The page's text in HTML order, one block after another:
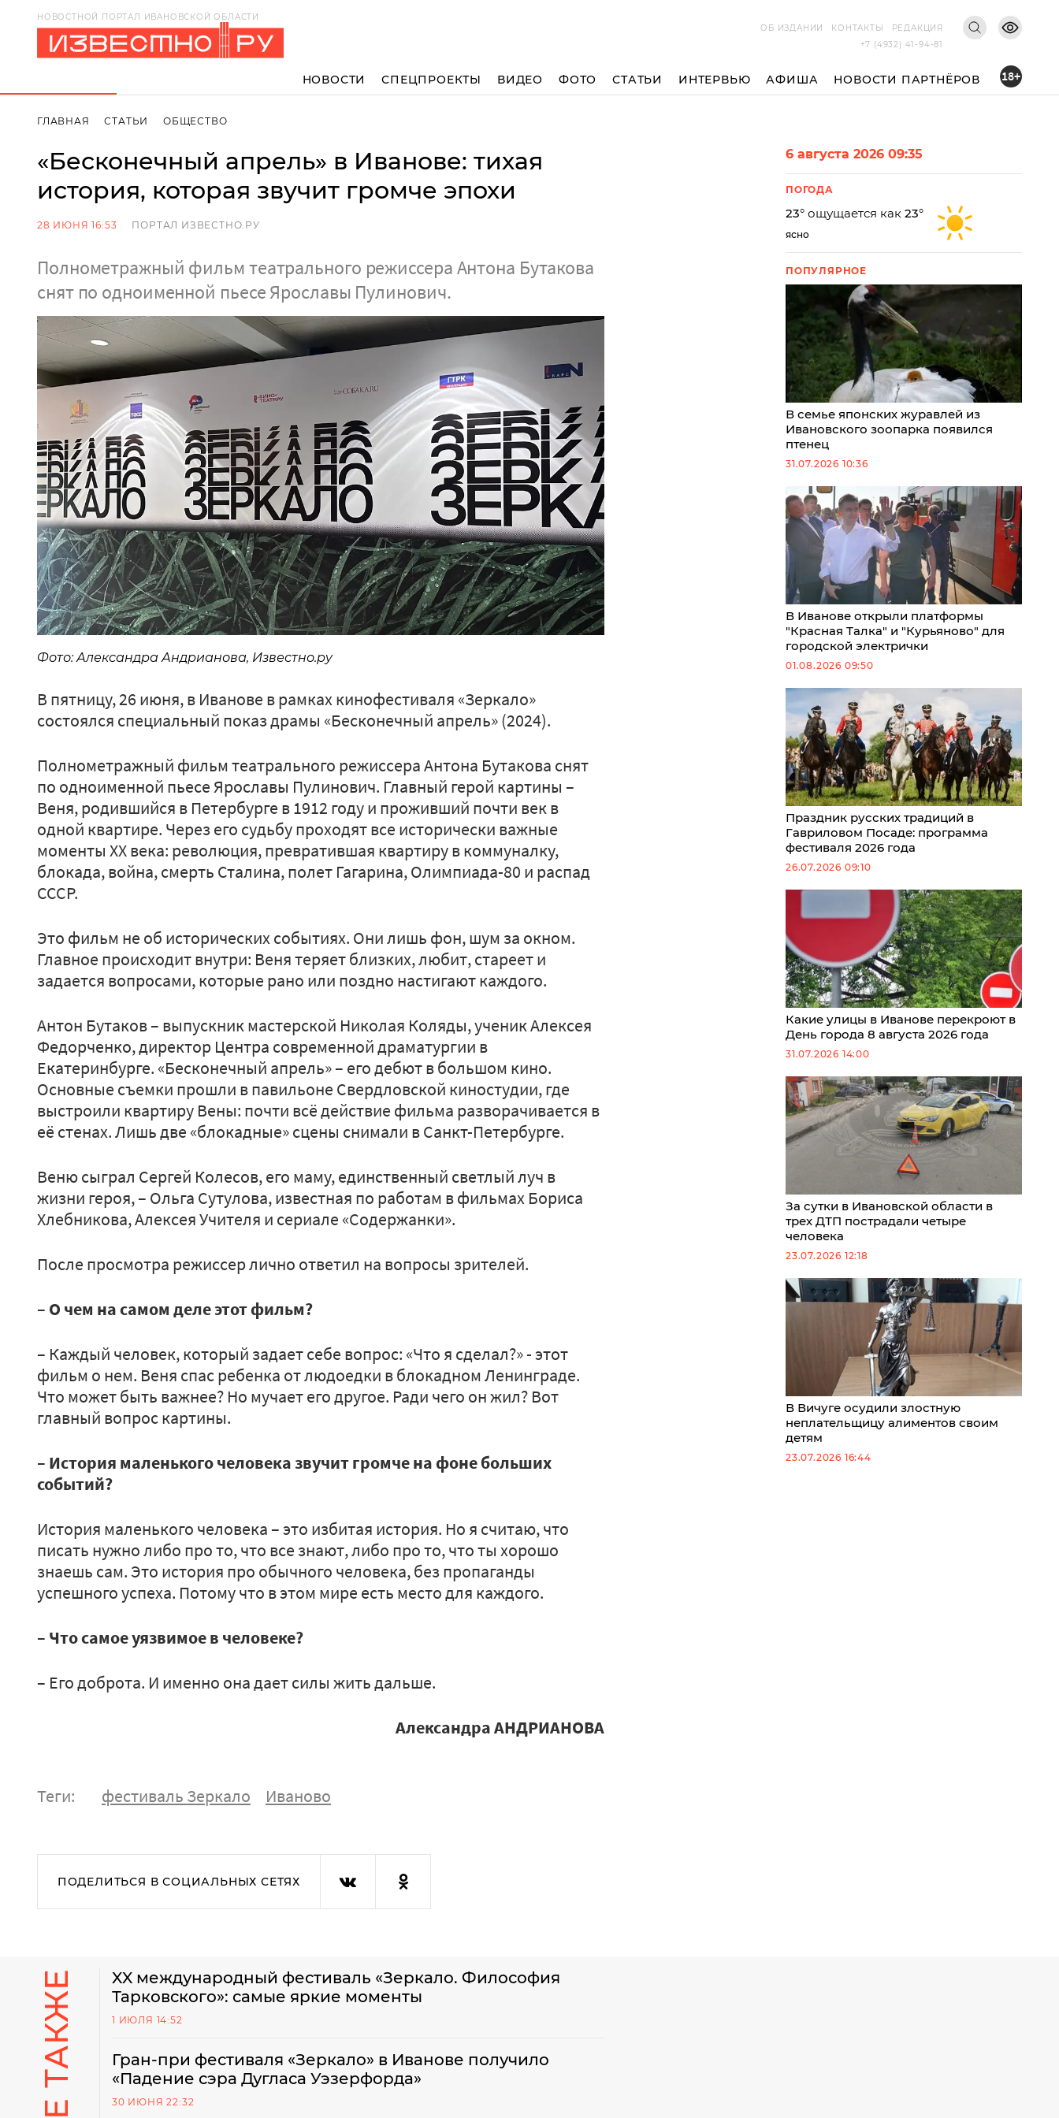
НОВОСТНОЙ ПОРТАЛ ИВАНОВСКОЙ ОБЛАСТИ
ОБ ИЗДАНИИ
КОНТАКТЫ
РЕДАКЦИЯ
+7 (4932) 41-94-81
НОВОСТИ СПЕЦПРОЕКТЫ ВИДЕО ФОТО СТАТЬИ ИНТЕРВЬЮ АФИША НОВОСТИ ПАРТНЁРОВ 18+
ГЛАВНАЯ СТАТЬИ ОБЩЕСТВО
«Бесконечный апрель» в Иванове: тихая
история, которая звучит громче эпохи
28 ИЮНЯ 16:53 ПОРТАЛ ИЗВЕСТНО.РУ
Полнометражный фильм театрального режиссера Антона Бутакова
снят по одноименной пьесе Ярославы Пулинович.
Фото: Александра Андрианова, Известно.ру
В пятницу, 26 июня, в Иванове в рамках кинофестиваля «Зеркало»
состоялся специальный показ драмы «Бесконечный апрель» (2024).
Полнометражный фильм театрального режиссера Антона Бутакова снят
по одноименной пьесе Ярославы Пулинович. Главный герой картины –
Веня, родившийся в Петербурге в 1912 году и проживший почти век в
одной квартире. Через его судьбу проходят все исторически важные
моменты XX века: революция, превратившая квартиру в коммуналку,
блокада, война, смерть Сталина, полет Гагарина, Олимпиада-80 и распад
СССР.
Это фильм не об исторических событиях. Они лишь фон, шум за окном.
Главное происходит внутри: Веня теряет близких, любит, стареет и
задается вопросами, которые рано или поздно настигают каждого.
Антон Бутаков – выпускник мастерской Николая Коляды, ученик Алексея
Федорченко, директор Центра современной драматургии в
Екатеринбурге. «Бесконечный апрель» – его дебют в большом кино.
Основные съемки прошли в павильоне Свердловской киностудии, где
выстроили квартиру Вены: почти всё действие фильма разворачивается в
её стенах. Лишь две «блокадные» сцены снимали в Санкт-Петербурге.
Веню сыграл Сергей Колесов, его маму, единственный светлый луч в
жизни героя, – Ольга Сутулова, известная по работам в фильмах Бориса
Хлебникова, Алексея Учителя и сериале «Содержанки».
После просмотра режиссер лично ответил на вопросы зрителей.
– О чем на самом деле этот фильм?
– Каждый человек, который задает себе вопрос: «Что я сделал?» - этот
фильм о нем. Веня спас ребенка от людоедки в блокадном Ленинграде.
Что может быть важнее? Но мучает его другое. Ради чего он жил? Вот
главный вопрос картины.
– История маленького человека звучит громче на фоне больших
событий?
История маленького человека – это избитая история. Но я считаю, что
писать нужно либо про то, что все знают, либо про то, что ты хорошо
знаешь сам. Это история про обычного человека, без пропаганды
успешного успеха. Потому что в этом мире есть место для каждого.
– Что самое уязвимое в человеке?
– Его доброта. И именно она дает силы жить дальше.
Александра АНДРИАНОВА
Теги: фестиваль Зеркало Иваново
ПОДЕЛИТЬСЯ В СОЦИАЛЬНЫХ СЕТЯХ
6 августа 2026 09:35
ПОГОДА
23° ощущается как 23°
ясно
ПОПУЛЯРНОЕ
В семье японских журавлей из
Ивановского зоопарка появился
птенец
31.07.2026 10:36
В Иванове открыли платформы
"Красная Талка" и "Курьяново" для
городской электрички
01.08.2026 09:50
Праздник русских традиций в
Гавриловом Посаде: программа
фестиваля 2026 года
26.07.2026 09:10
Какие улицы в Иванове перекроют в
День города 8 августа 2026 года
31.07.2026 14:00
За сутки в Ивановской области в
трех ДТП пострадали четыре
человека
23.07.2026 12:18
В Вичуге осудили злостную
неплательщицу алиментов своим
детям
23.07.2026 16:44
XX международный фестиваль «Зеркало. Философия
Тарковского»: самые яркие моменты
1 ИЮЛЯ 14:52
Гран-при фестиваля «Зеркало» в Иванове получило
«Падение сэра Дугласа Уэзерфорда»
30 ИЮНЯ 22:32